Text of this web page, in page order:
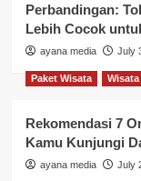
Perbandingan:
Lebih Cocok
ayana media July
Paket Wisata
Rekomendasi 7
Kamu Kunjungi
ayana media July